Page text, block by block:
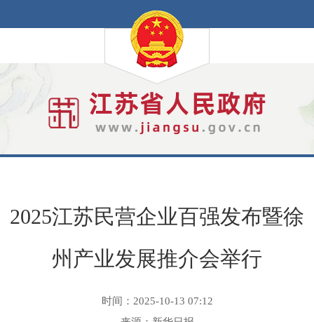
2025江苏民营企业百强发布暨徐
州产业发展推介会举行
时间：2025-10-13 07:12